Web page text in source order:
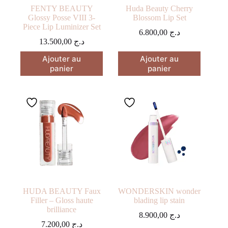
FENTY BEAUTY
Glossy Posse VIII 3-
Piece Lip Luminizer Set
د.ج 13.500,00
Ajouter au
panier
Huda Beauty Cherry
Blossom Lip Set
د.ج 6.800,00
Ajouter au
panier
HUDA BEAUTY Faux
Filler – Gloss haute
brilliance
د.ج 7.200,00
WONDERSKIN wonder
blading lip stain
د.ج 8.900,00